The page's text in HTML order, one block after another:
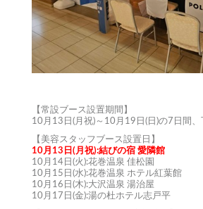
【常設ブース設置期間】
10月13日(月祝)～10月19日(日)の7日間
【美容スタッフブース設置日】
10月13日(月祝):結びの宿 愛隣館
10月14日(火):花巻温泉 佳松園
10月15日(水):花巻温泉 ホテル紅葉館
10月16日(木):大沢温泉 湯治屋
10月17日(金):湯の杜ホテル志戸平